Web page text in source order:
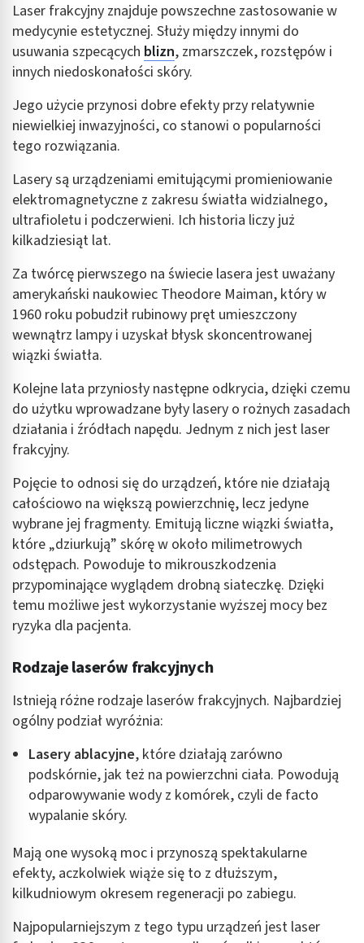
Laser frakcyjny znajduje powszechne zastosowanie w
medycynie estetycznej. Służy między innymi do
usuwania szpecących blizn, zmarszczek, rozstępów i
innych niedoskonałości skóry.
Jego użycie przynosi dobre efekty przy relatywnie
niewielkiej inwazyjności, co stanowi o popularności
tego rozwiązania.
Lasery są urządzeniami emitującymi promieniowanie
elektromagnetyczne z zakresu światła widzialnego,
ultrafioletu i podczerwieni. Ich historia liczy już
kilkadziesiąt lat.
Za twórcę pierwszego na świecie lasera jest uważany
amerykański naukowiec Theodore Maiman, który w
1960 roku pobudził rubinowy pręt umieszczony
wewnątrz lampy i uzyskał błysk skoncentrowanej
wiązki światła.
Kolejne lata przyniosły następne odkrycia, dzięki czemu
do użytku wprowadzane były lasery o rożnych zasadach
działania i źródłach napędu. Jednym z nich jest laser
frakcyjny.
Pojęcie to odnosi się do urządzeń, które nie działają
całościowo na większą powierzchnię, lecz jedyne
wybrane jej fragmenty. Emitują liczne wiązki światła,
które „dziurkują” skórę w około milimetrowych
odstępach. Powoduje to mikrouszkodzenia
przypominające wyglądem drobną siateczkę. Dzięki
temu możliwe jest wykorzystanie wyższej mocy bez
ryzyka dla pacjenta.
Rodzaje laserów frakcyjnych
Istnieją różne rodzaje laserów frakcyjnych. Najbardziej
ogólny podział wyróżnia:
Lasery ablacyjne, które działają zarówno
podskórnie, jak też na powierzchni ciała. Powodują
odparowywanie wody z komórek, czyli de facto
wypalanie skóry.
Mają one wysoką moc i przynoszą spektakularne
efekty, aczkolwiek wiąże się to z dłuższym,
kilkudniowym okresem regeneracji po zabiegu.
Najpopularniejszym z tego typu urządzeń jest laser